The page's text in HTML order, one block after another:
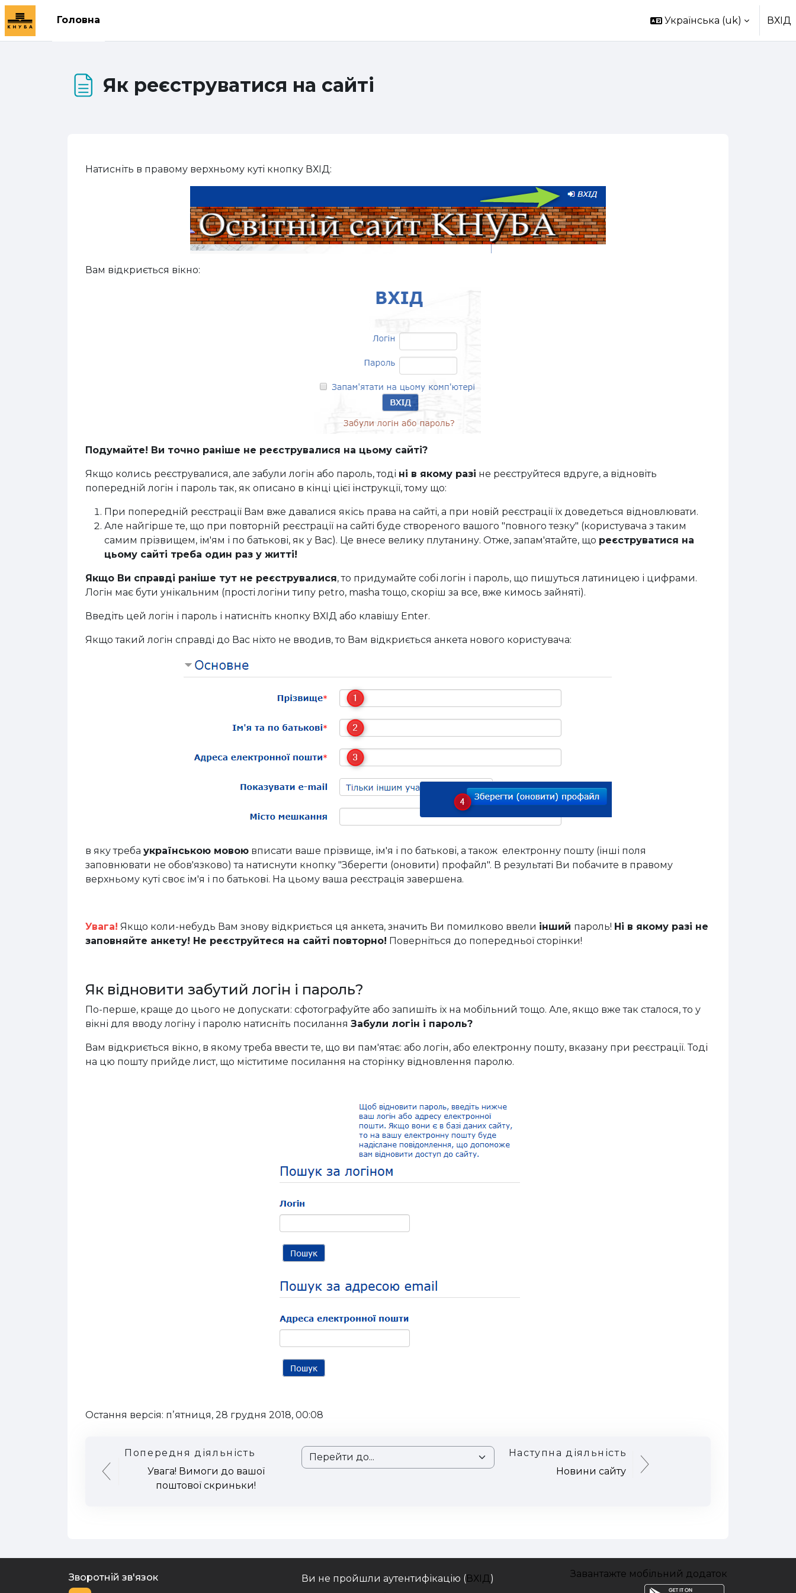
Перейти до головного вмісту
Головна
Українська ‎(uk)‎ ВХІД
Як реєструватися на сайті
Натисніть в правому верхньому куті кнопку ВХІД:
Вам відкриється вікно:
Подумайте! Ви точно раніше не реєструвалися на цьому сайті?
Якщо колись реєструвалися, але забули логін або пароль, тоді ні в якому разі не реєструйтеся вдруге, а відновіть
попередній логін і пароль так, як описано в кінці цієї інструкції, тому що:
При попередній реєстрації Вам вже давалися якісь права на сайті, а при новій реєстрації їх доведеться відновлювати.
Але найгірше те, що при повторній реєстрації на сайті буде створеного вашого "повного тезку" (користувача з таким
самим прізвищем, ім'ям і по батькові, як у Вас). Це внесе велику плутанину. Отже, запам'ятайте, що реєструватися на
цьому сайті треба один раз у житті!
Якщо Ви справді раніше тут не реєструвалися, то придумайте собі логін і пароль, що пишуться латиницею і цифрами.
Логін має бути унікальним (прості логіни типу petro, masha тощо, скоріш за все, вже кимось зайняті).
Введіть цей логін і пароль і натисніть кнопку ВХІД або клавішу Enter.
Якщо такий логін справді до Вас ніхто не вводив, то Вам відкриється анкета нового користувача:
в яку треба українською мовоювписати ваше прізвище, ім'я і по батькові, а також електронну пошту (інші поля
заповнювати не обов'язково) та натиснути кнопку "Зберегти (оновити) профайл". В результаті Ви побачите в правому
верхньому куті своє ім'я і по батькові. На цьому ваша реєстрація завершена.
Увага! Якщо коли-небудь Вам знову відкриється ця анкета, значить Ви помилково ввели інший пароль! Ні в якому разі не
заповняйте анкету! Не реєструйтеся на сайті повторно! Поверніться до попередньої сторінки!
Як відновити забутий логін і пароль?
По-перше, краще до цього не допускати: сфотографуйте або запишіть їх на мобільний тощо. Але, якщо вже так сталося, то у
вікні для вводу логіну і паролю натисніть посилання Забули логін і пароль?
Вам відкриється вікно, в якому треба ввести те, що ви пам'ятає: або логін, або електронну пошту, вказану при реєстрації. Тоді
на цю пошту прийде лист, що міститиме посилання на сторінку відновлення паролю.
Остання версія: пʼятниця, 28 грудня 2018, 00:08
Попередня діяльність
Увага! Вимоги до вашої
поштової скриньки!
Перейти до...
Наступна діяльність
Новини сайту
Зворотній зв'язок Ви не пройшли аутентифікацію (ВХІД)
Завантажте мобільний додаток